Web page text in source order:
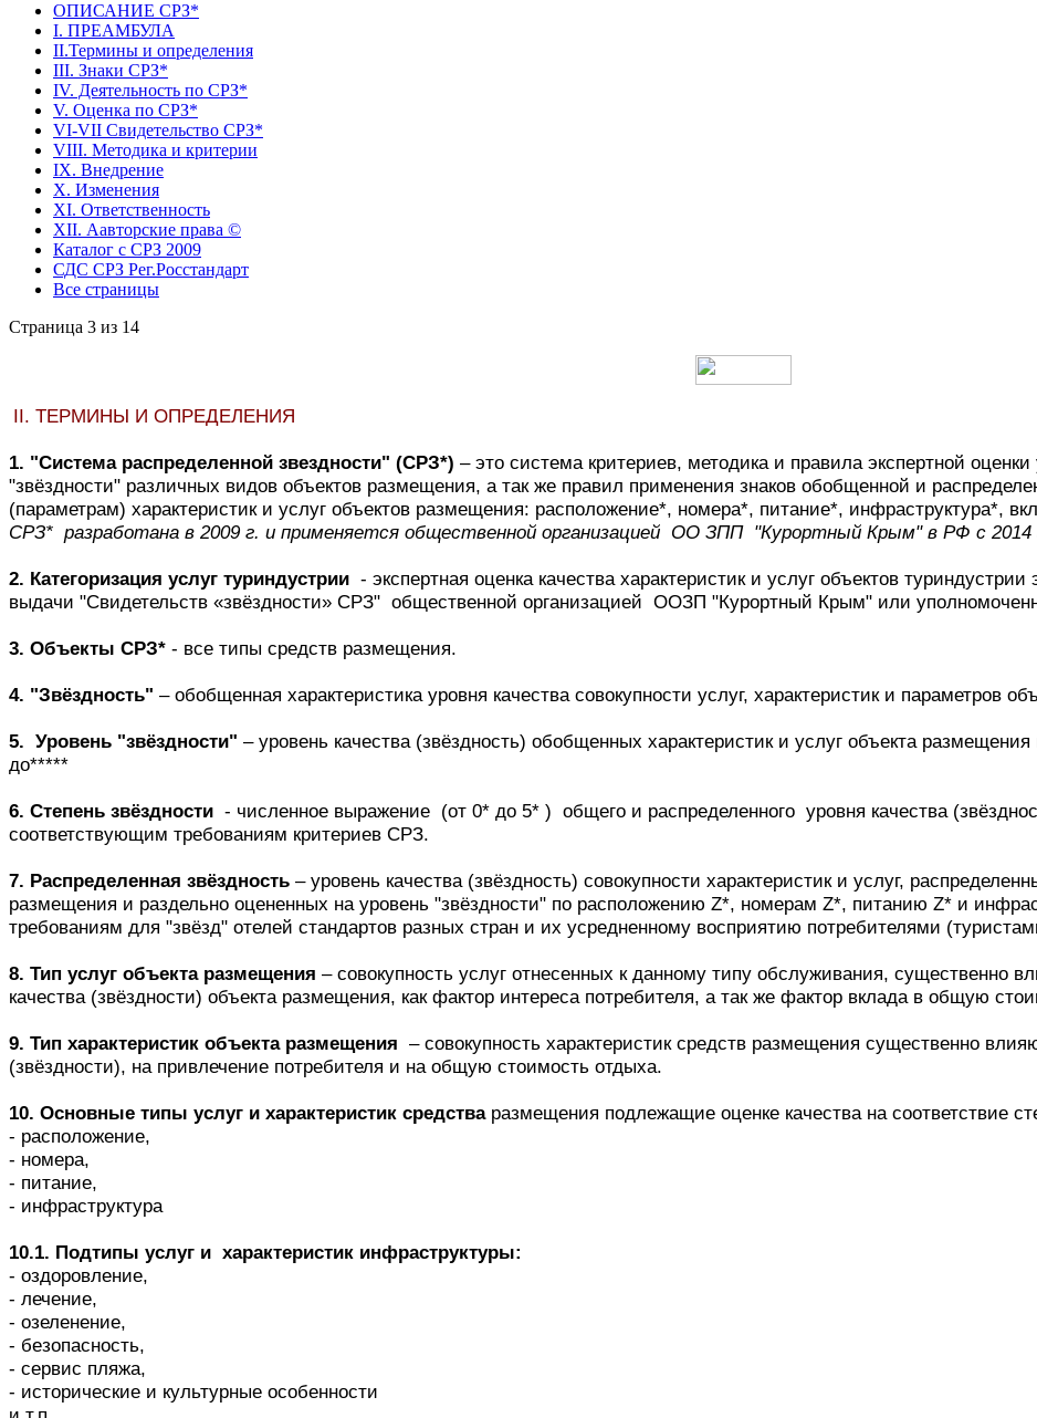
ОПИСАНИЕ СРЗ*
I. ПРЕАМБУЛА
II.Термины и определения
III. Знаки СРЗ*
IV. Деятельность по СРЗ*
V. Оценка по СРЗ*
VI-VII Свидетельство СРЗ*
VIII. Методика и критерии
IX. Внедрение
X. Изменения
ХI. Ответственность
XII. Аавторские права ©
Каталог с СРЗ 2009
СДС СРЗ Рег.Росстандарт
Все страницы
Страница 3 из 14
II. ТЕРМИНЫ И ОПРЕДЕЛЕНИЯ
1. "Система распределенной звездности" (СРЗ*) – это система критериев, методика и правила экспертной
"звёздности" различных видов объектов размещения, а так же правил применения знаков обобщенной и
(параметрам) характеристик и услуг объектов размещения: расположение*, номера*, питание*, инфраструктура*,
СРЗ* разработана в 2009 г. и применяется общественной организацией ОО ЗПП "Курортный Крым" в РФ с 2014
2. Категоризация услуг туриндустрии - экспертная оценка качества характеристик и услуг объектов
выдачи "Свидетельств «звёздности» СРЗ" общественной организацией ООЗП "Курортный Крым" или
3. Объекты СРЗ* - все типы средств размещения.
4. "Звёздность" – обобщенная характеристика уровня качества совокупности услуг, характеристик и параметров
5. Уровень "звёздности" – уровень качества (звёздность) обобщенных характеристик и услуг объекта
до*****
6. Степень звёздности - численное выражение (от 0* до 5* ) общего и распределенного уровня качества
соответствующим требованиям критериев СРЗ.
7. Распределенная звёздность – уровень качества (звёздность) совокупности характеристик и услуг,
размещения и раздельно оцененных на уровень "звёздности" по расположению Z*, номерам Z*, питанию Z* и
требованиям для "звёзд" отелей стандартов разных стран и их усредненному восприятию потребителями
8. Тип услуг объекта размещения – совокупность услуг отнесенных к данному типу обслуживания, существенно
качества (звёздности) объекта размещения, как фактор интереса потребителя, а так же фактор вклада в общую
9. Тип характеристик объекта размещения – совокупность характеристик средств размещения существенно
(звёздности), на привлечение потребителя и на общую стоимость отдыха.
10. Основные типы услуг и характеристик средстваразмещения подлежащие оценке качества на соответствие
- расположение,
- номера,
- питание,
- инфраструктура
10.1. Подтипы услуг и характеристик инфраструктуры:
- оздоровление,
- лечение,
- озеленение,
- безопасность,
- сервис пляжа,
- исторические и культурные особенности